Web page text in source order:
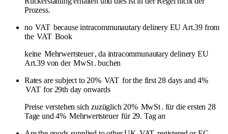
Prozess.
no VAT because intracommunautary delinery EU Art.39 from
the VAT Book
keine Mehrwertsteuer , da intracommunautary delinery EU
Art.39 von der MwSt. buchen
Rates are subject to 20% VAT for the first 28 days and 4%
VAT for 29th day onwards
Preise verstehen sich zuzüglich 20% MwSt. für die ersten 28
Tage und 4% Mehrwertsteuer für 29. Tag an